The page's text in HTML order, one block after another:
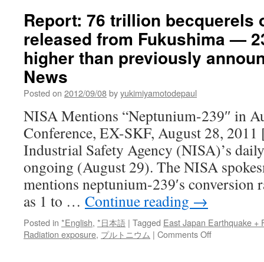
ニ
ウ
ム
蓄
恐
原
発
ゼ
ロ
で
Ｉ
Ａ
Ｅ
Ａ
事
務
Report: 76 trillion becquerels
released from Fukushima —
higher than previously
News
Posted on 2012/09/08byyukimiyamotodepaul
NISA Mentions “Neptunium-239″ in
Conference, EX-SKF, August 28,
Industrial Safety Agency (NISA)’s
ongoing (August 29). The NISA
mentions neptunium-239′s
as 1 to … Continue reading →
Posted in *English, *日本語 | Tagged East Japan Earthquake +
Radiation exposure, プルトニウム | Comments Offon